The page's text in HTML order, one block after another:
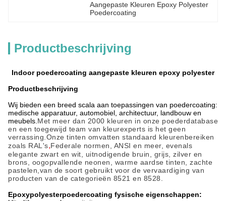
Aangepaste Kleuren Epoxy Polyester
Poedercoating
Productbeschrijving
Indoor poedercoating aangepaste kleuren epoxy polyester
Productbeschrijving
Wij bieden een breed scala aan toepassingen van poedercoating:
medische apparatuur, automobiel, architectuur, landbouw en
meubels. Met meer dan 2000 kleuren in onze poederdatabase
en een toegewijd team van kleurexperts is het geen
verrassing.Onze tinten omvatten standaard kleurenbereiken
zoals RAL's,Federale normen, ANSI en meer, evenals
elegante zwart en wit, uitnodigende bruin, grijs, zilver en
brons, oogopvallende neonen, warme aardse tinten, zachte
pastelen,van de soort gebruikt voor de vervaardiging van
producten van de categorieën 8521 en 8528.
Epoxypolyesterpoedercoating fysische eigenschappen: